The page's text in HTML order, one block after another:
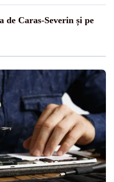
de Caras-Severin și pe